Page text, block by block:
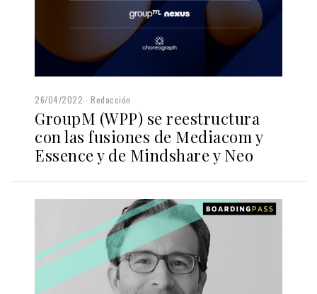
26/04/2022 Redacción
GroupM (WPP) se reestructura
con las fusiones de Mediacom y
Essence y de Mindshare y Neo